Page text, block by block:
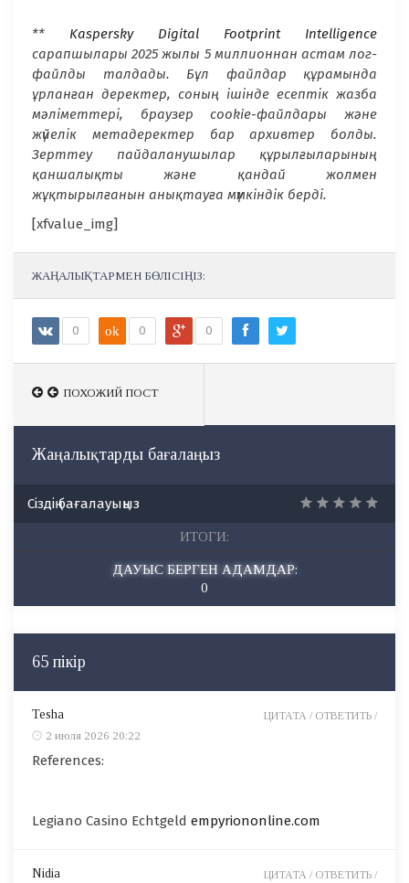
** Kaspersky Digital Footprint Intelligence
сарапшылары 2025 жылы 5 миллионнан астам лог-
файлды талдады. Бұл файлдар құрамында
ұрланған деректер, соның ішінде есептік жазба
мәліметтері, браузер cookie-файлдары және
жүйелік метадеректер бар архивтер болды.
Зерттеу пайдаланушылар құрылғыларының
қаншалықты және қандай жолмен
жұқтырылғанын анықтауға мүмкіндік берді.
[xfvalue_img]
ЖАҢАЛЫҚТАРМЕН БӨЛІСІҢІЗ:
0 ok 0 0
ПОХОЖИЙ ПОСТ
ПОХОЖИЙ ПОСТ
Жаңалықтарды бағалаңыз
Сіздің бағалауыңыз
ИТОГИ:
ДАУЫС БЕРГЕН АДАМДАР:
0
65 пікір
Tesha
2 июля 2026 20:22
References:
Legiano Casino Echtgeld empyriononline.com
ЦИТАТА / ОТВЕТИТЬ /
Nidia
ЦИТАТА / ОТВЕТИТЬ /